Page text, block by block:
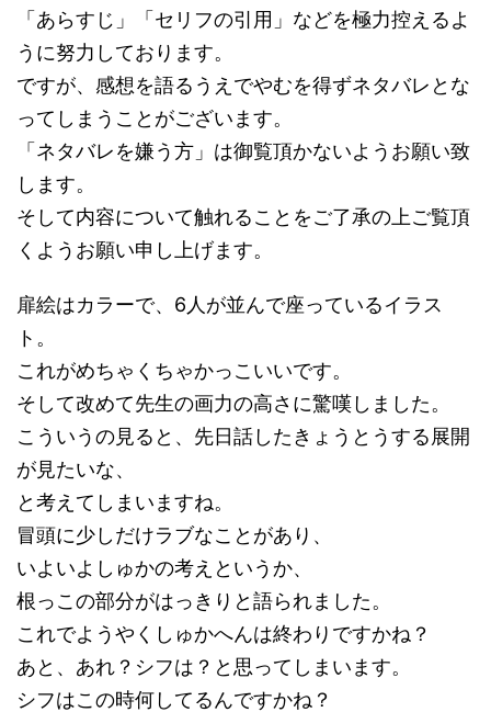
「あらすじ」「セリフの引用」などを極力控えるよ
うに努力しております。
ですが、感想を語るうえでやむを得ずネタバレとな
ってしまうことがございます。
「ネタバレを嫌う方」は御覧頂かないようお願い致
します。
そして内容について触れることをご了承の上ご覧頂
くようお願い申し上げます。
扉絵はカラーで、6人が並んで座っているイラス
ト。
これがめちゃくちゃかっこいいです。
そして改めて先生の画力の高さに驚嘆しました。
こういうの見ると、先日話したきょうとうする展開
が見たいな、
と考えてしまいますね。
冒頭に少しだけラブなことがあり、
いよいよしゅかの考えというか、
根っこの部分がはっきりと語られました。
これでようやくしゅかへんは終わりですかね？
あと、あれ？シフは？と思ってしまいます。
シフはこの時何してるんですかね？